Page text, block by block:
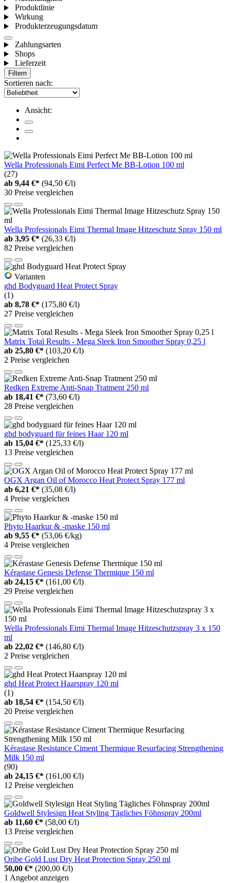
Produktlinie
Wirkung
Produkterzeugungsdatum
Zahlungsarten
Shops
Lieferzeit
Filtern
Sortieren nach:
Ansicht:
Wella Professionals Eimi Perfect Me BB-Lotion 100 ml
(27)
ab 9,44 €* (94,50 €/l)
30 Preise vergleichen
Wella Professionals Eimi Thermal Image Hitzeschutz Spray 150 ml
ab 3,95 €* (26,33 €/l)
82 Preise vergleichen
Varianten
ghd Bodyguard Heat Protect Spray
(1)
ab 8,78 €* (175,80 €/l)
27 Preise vergleichen
Matrix Total Results - Mega Sleek Iron Smoother Spray 0,25 l
ab 25,80 €* (103,20 €/l)
2 Preise vergleichen
Redken Extreme Anti-Snap Tratment 250 ml
ab 18,41 €* (73,60 €/l)
28 Preise vergleichen
ghd bodyguard für feines Haar 120 ml
ab 15,04 €* (125,33 €/l)
13 Preise vergleichen
OGX Argan Oil of Morocco Heat Protect Spray 177 ml
ab 6,21 €* (35,08 €/l)
4 Preise vergleichen
Phyto Haarkur & -maske 150 ml
ab 9,55 €* (53,06 €/kg)
4 Preise vergleichen
Kérastase Genesis Defense Thermique 150 ml
ab 24,15 €* (161,00 €/l)
29 Preise vergleichen
Wella Professionals Eimi Thermal Image Hitzeschutzspray 3 x 150
ml
ab 22,02 €* (146,80 €/l)
2 Preise vergleichen
ghd Heat Protect Haarspray 120 ml
(1)
ab 18,54 €* (154,50 €/l)
20 Preise vergleichen
Kérastase Resistance Ciment Thermique Resurfacing Strengthening
Milk 150 ml
(90)
ab 24,15 €* (161,00 €/l)
12 Preise vergleichen
Goldwell Stylesign Heat Styling Tägliches Föhnspray 200ml
ab 11,60 €* (58,00 €/l)
13 Preise vergleichen
Oribe Gold Lust Dry Heat Protection Spray 250 ml
50,00 €* (200,00 €/l)
1 Angebot anzeigen